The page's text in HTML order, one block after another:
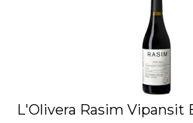
L'Olivera Rasim Vipansit